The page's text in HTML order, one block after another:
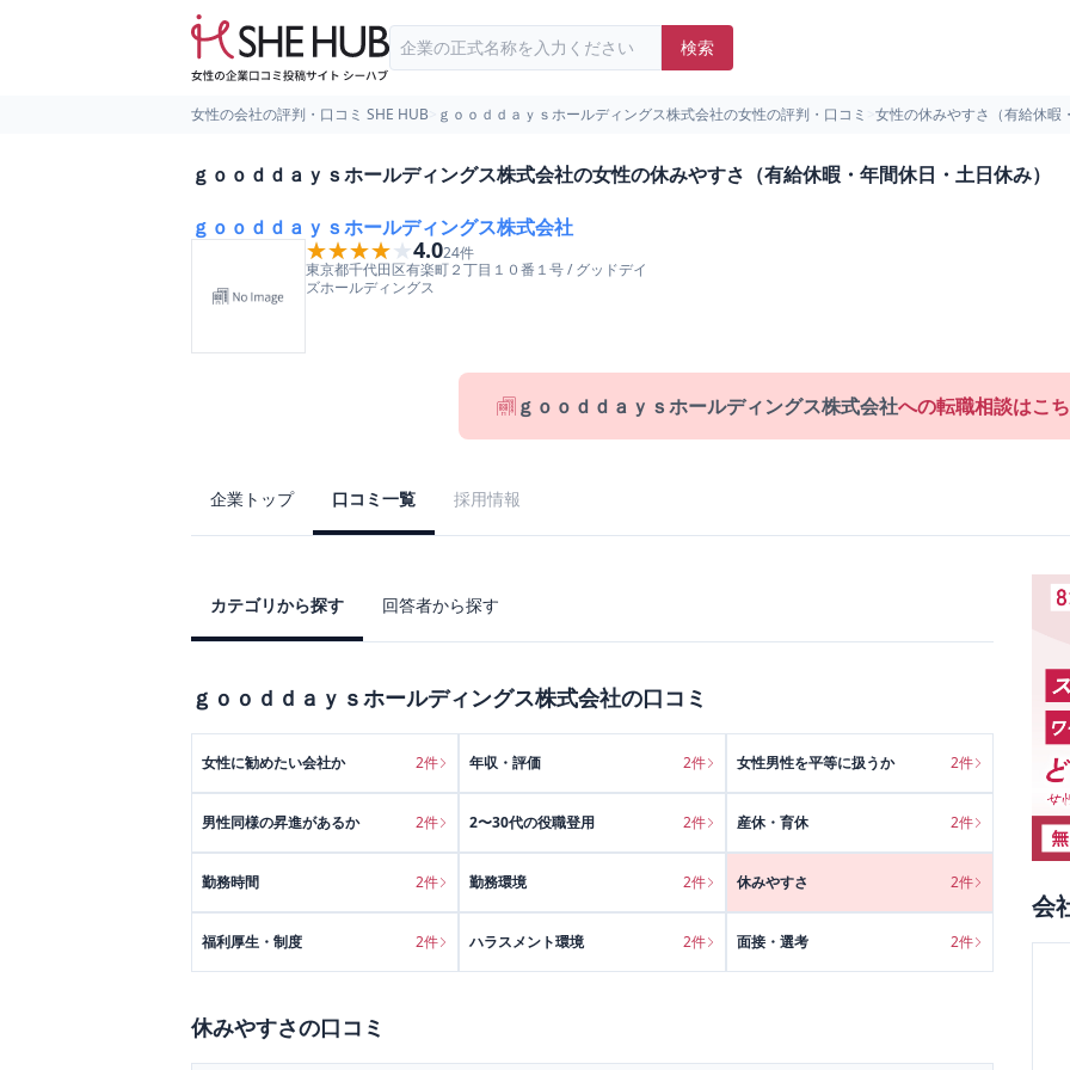
検索
女性の会社の評判・口コミ SHE HUB ｇｏｏｄｄａｙｓホールディングス株式会社の女性の評判・口コミ 女性の休みやすさ（有給休暇
ｇｏｏｄｄａｙｓホールディングス株式会社の女性の休みやすさ（有給休暇・年間休日・土日休み）
ｇｏｏｄｄａｙｓホールディングス株式会社
★★★★★
★★★★★4.024件
東京都千代田区有楽町２丁目１０番１号/グッドデイ
ズホールディングス
ｇｏｏｄｄａｙｓホールディングス株式会社への転職相談はこ
企業トップ 口コミ一覧 採用情報
カテゴリから探す 回答者から探す
ｇｏｏｄｄａｙｓホールディングス株式会社の口コミ
女性に勧めたい会社か 2件 年収・評価 2件 女性男性を平等に扱うか 2件
男性同様の昇進があるか 2件 2〜30代の役職登用 2件 産休・育休 2件
勤務時間 2件 勤務環境 2件 休みやすさ 2件
福利厚生・制度 2件 ハラスメント環境 2件 面接・選考 2件
休みやすさの口コミ
会